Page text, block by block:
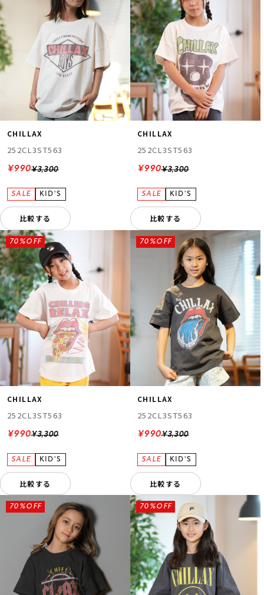
CHILLAX
252CL3ST563
¥3,300
¥990
比較する
CHILLAX
252CL3ST563
¥3,300
¥990
比較する
CHILLAX
252CL3ST563
¥3,300
70%OFF
¥990
比較する
CHILLAX
252CL3ST563
¥3,300
70%OFF
¥990
比較する
70%OFF 70%OFF